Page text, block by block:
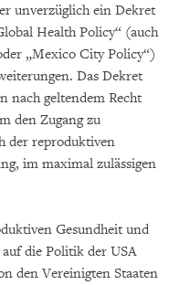
unverzüglich ein Dekret
Health Policy“ (auch
„Mexico City Policy“)
Das Dekret
nach geltendem Recht
den Zugang zu
der reproduktiven
im maximal zulässigen
Gesundheit und
die Politik der USA
den Vereinigten Staaten